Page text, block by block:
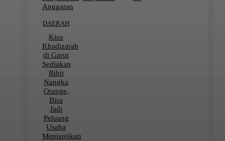
Anggaran
DAERAH
Kios
Khadizarah
di Garut
Sediakan
Bibit
Nangka
Orange,
Bisa
Jadi
Peluang
Usaha
Menjanjikan